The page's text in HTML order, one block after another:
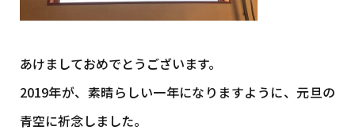
あけましておめでとうございます。
2019年が、素晴らしい一年になりますように、元旦の
青空に祈念しました。